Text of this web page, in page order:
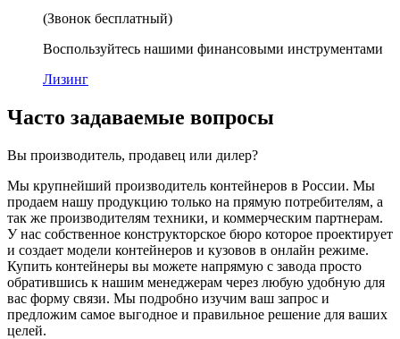
(Звонок бесплатный)
Воспользуйтесь нашими финансовыми инструментами
Лизинг
Часто задаваемые вопросы
Вы производитель, продавец или дилер?
Мы крупнейший производитель контейнеров в России. Мы
продаем нашу продукцию только на прямую потребителям, а
так же производителям техники, и коммерческим партнерам.
У нас собственное конструкторское бюро которое проектирует
и создает модели контейнеров и кузовов в онлайн режиме.
Купить контейнеры вы можете напрямую с завода просто
обратившись к нашим менеджерам через любую удобную для
вас форму связи. Мы подробно изучим ваш запрос и
предложим самое выгодное и правильное решение для ваших
целей.